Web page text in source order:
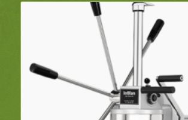
CHF896.00